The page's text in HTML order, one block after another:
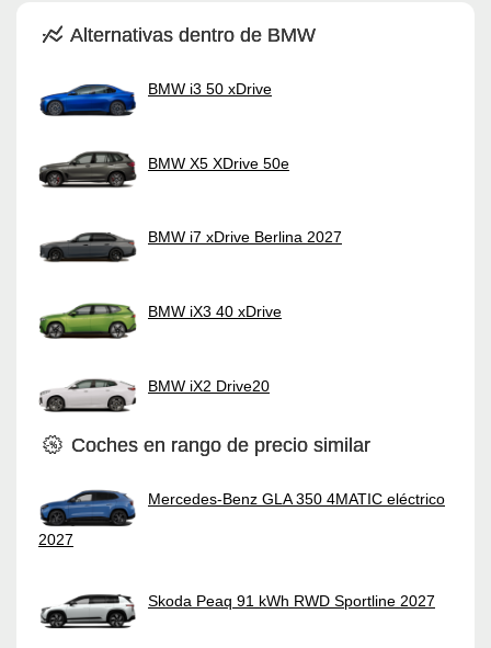
Alternativas dentro de BMW
BMW i3 50 xDrive
BMW X5 XDrive 50e
BMW i7 xDrive Berlina 2027
BMW iX3 40 xDrive
BMW iX2 Drive20
Coches en rango de precio similar
Mercedes-Benz GLA 350 4MATIC eléctrico
2027
Skoda Peaq 91 kWh RWD Sportline 2027